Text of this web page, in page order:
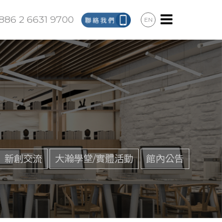
EN
2 6631 9700
新創交流 大瀚學堂/實體活動 館內公告